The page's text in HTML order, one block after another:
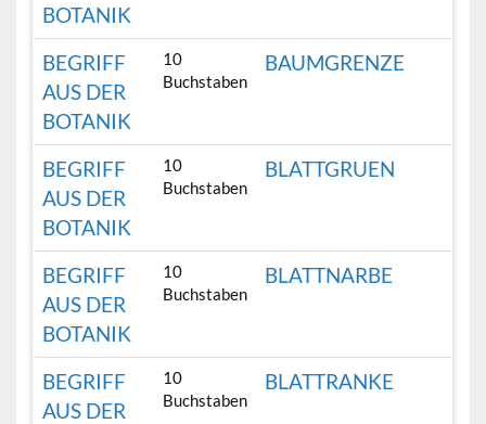
BOTANIK
BEGRIFF
AUS DER
BOTANIK
10
Buchstaben
BAUMGRENZE
BEGRIFF
AUS DER
BOTANIK
10
Buchstaben
BLATTGRUEN
BEGRIFF
AUS DER
BOTANIK
10
Buchstaben
BLATTNARBE
BEGRIFF
AUS DER
10
Buchstaben
BLATTRANKE